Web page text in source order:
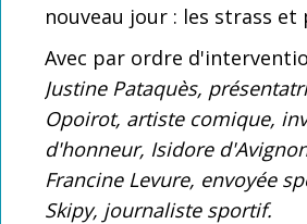
nouveau jour : les strass et
Avec par ordre
Justine Pataquès,
Opoirot, artiste comique,
d'honneur, Isidore
Francine Levure, envoyée
Skipy, journaliste sportif.